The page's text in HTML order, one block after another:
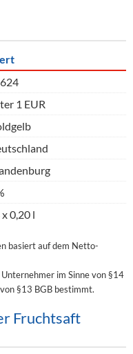
1 EUR
0,20 l
basiert auf dem Netto-
im Sinne von §14
§13 BGB bestimmt.
Fruchtsaft